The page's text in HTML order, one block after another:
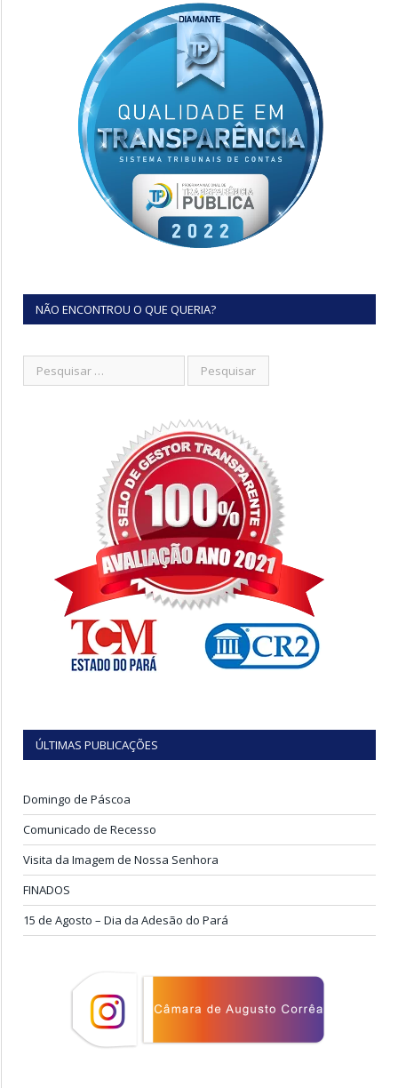
NÃO ENCONTROU O QUE QUERIA?
ÚLTIMAS PUBLICAÇÕES
Domingo de Páscoa
Comunicado de Recesso
Visita da Imagem de Nossa Senhora
FINADOS
15 de Agosto – Dia da Adesão do Pará